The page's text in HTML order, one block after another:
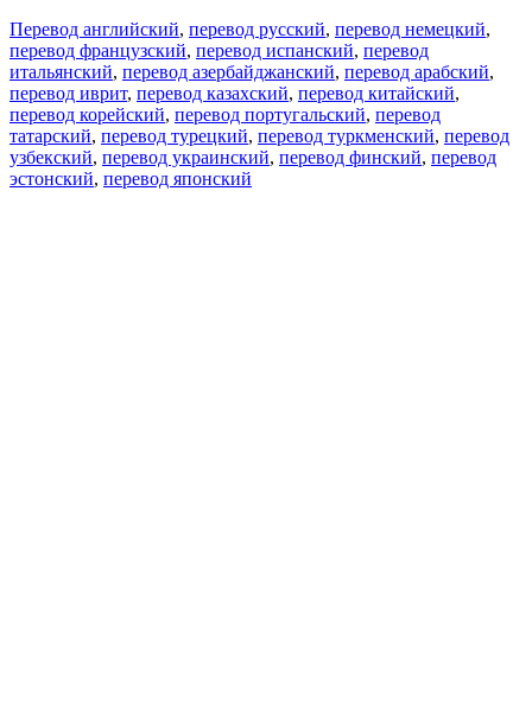
Перевод английский, перевод русский, перевод немецкий,
перевод французский, перевод испанский, перевод
итальянский, перевод азербайджанский, перевод арабский,
перевод иврит, перевод казахский, перевод китайский,
перевод корейский, перевод португальский, перевод
татарский, перевод турецкий, перевод туркменский, перевод
узбекский, перевод украинский, перевод финский, перевод
эстонский, перевод японский